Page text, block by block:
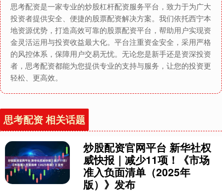
思考配资是一家专业的炒股杠杆配资服务平台，致力于为广大
投资者提供安全、便捷的股票配资解决方案。我们依托西宁本
地资源优势，打造高效可靠的股票配资平台，帮助用户实现资
金灵活运用与投资收益最大化。平台注重资金安全，采用严格
的风控体系，保障用户交易无忧。无论您是新手还是资深投资
者，思考配资都能为您提供专业的支持与服务，让您的投资更
轻松、更高效。
思考配资 相关话题
炒股配资官网平台 新华社权
威快报｜减少11项！《市场
准入负面清单（2025年
版）》发布